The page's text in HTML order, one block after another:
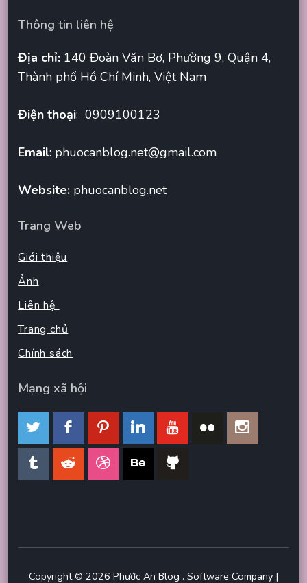
Thông tin liên hệ
Địa chỉ: 140 Đoàn Văn Bơ, Phường 9, Quận 4,
Thành phố Hồ Chí Minh, Việt Nam
Điện thoại: 0909100123
Email: phuocanblog.net@gmail.com
Website: phuocanblog.net
Trang Web
Giới thiệu
Ảnh
Liên hệ
Trang chủ
Chính sách
Mạng xã hội
Copyright © 2026 Phước An Blog . Software Company |